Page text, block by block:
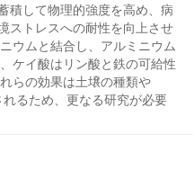
積して物理的強度を高め、病
ストレスへの耐性を向上させ
ウムと結合し、アルミニウム
ケイ酸はリン酸と鉄の可給性
らの効果は土壌の種類や
るため、更なる研究が必要